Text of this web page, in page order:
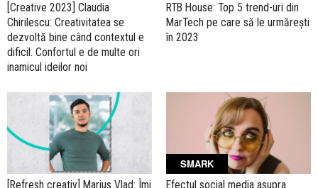
[Creative 2023] Claudia
Chirilescu: Creativitatea se
dezvoltă bine când contextul e
dificil. Confortul e de multe ori
inamicul ideilor noi
RTB House: Top 5 trend-uri din
MarTech pe care să le urmărești
în 2023
[Refresh creativ] Marius Vlad: Îmi
SMARK
Efectul social media asupra